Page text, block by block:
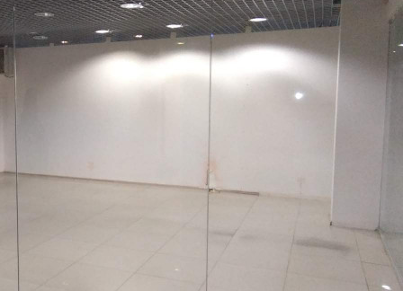
ВНИМАНИЕ! АКЦИЯ!
Первые 6 месяцев аренды с ежемесячной скидкой 20 %.
Цена указана с учетом скидки.
Предлагается в аренду помещение в самом центре г.
Зеленоград, в Центре активной жизни "Савелки", на минус
первом этаже (окон нет), по адресу Савелкинский проезд, дом
2, под различные виды деятельности, общей площадью 35,9
Соседи: салоны красоты, бьюти услуги, студия массажа Бали-
Тай, студия танца Тодес, магазин детской и подростковой
одежды, агентство недвижимости и т.д.
Также есть возможность размещения фасадных и внутренних
информационных конструкций на/в здании.
К услугам арендаторов шестиэтажное здание, площадью 15
300 кв/м, расположенное на первой линии к Савёлкинскому